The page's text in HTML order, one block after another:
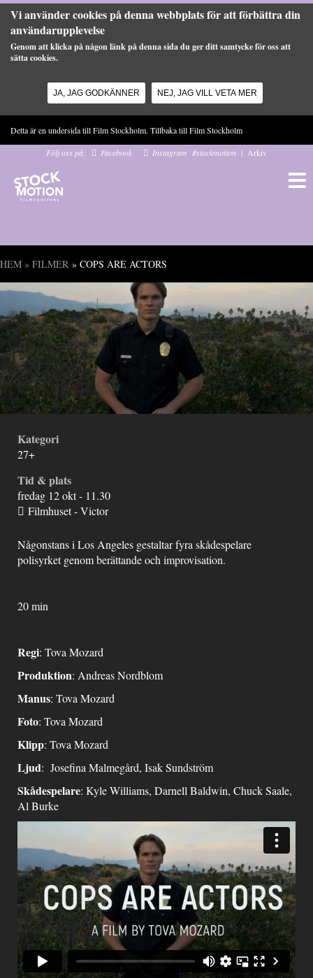
Vi använder cookies på denna webbplats för att förbättra din
användarupplevelse
Genom att klicka på någon länk på denna sida du ger ditt samtycke för oss att
sätta cookies.
JA, JAG GODKÄNNER NEJ, JAG VILL VETA MER
Detta är en undersida till Film Stockholm. Tillbaka tillFilm Stockholm
Följ oss på:
Facebook Instagram #stockmotion | Arkiv
Du är här
HEM » FILMER » COPS ARE ACTORS
Kategori
27+
Tid & plats
fredag 12 okt - 11.30
Filmhuset - Victor
Någonstans i Los Angeles gestaltar fyra skådespelare
polisyrket genom berättande och improvisation.
20 min
Regi: Tova Mozard
Produktion: Andreas Nordblom
Manus: Tova Mozard
Foto: Tova Mozard
Klipp: Tova Mozard
Ljud: Josefina Malmegård, Isak Sundström
Skådespelare: Kyle Williams, Darnell Baldwin, Chuck Saale,
Al Burke